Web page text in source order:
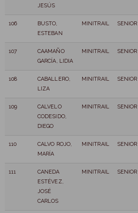
JESÚS
106
BUSTO,
ESTEBAN
MINITRAIL SENIOR
107
CAAMAÑO
GARCÍA, LIDIA
MINITRAIL SENIOR
108
CABALLERO,
LIZA
MINITRAIL SENIOR
109
CALVELO
CODESIDO,
DIEGO
MINITRAIL SENIOR
110
CALVO ROJO,
MARÍA
MINITRAIL SENIOR
111
CANEDA
ESTÉVEZ,
JOSÉ
CARLOS
MINITRAIL SENIOR